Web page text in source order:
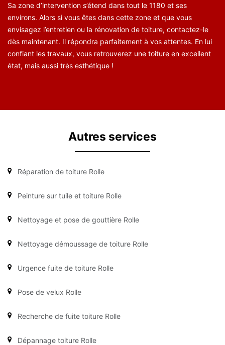
Sa zone d’intervention s’étend dans tout le 1180 et ses
environs. Alors si vous êtes dans cette zone et que vous
envisagez l’entretien ou la rénovation de toiture, contactez-le
dès maintenant. Il répondra parfaitement à vos attentes. En lui
confiant les travaux, vous retrouverez une toiture en excellent
état, mais aussi très esthétique !
Autres services
Réparation de toiture Rolle
Peinture sur tuile et toiture Rolle
Nettoyage et pose de gouttière Rolle
Nettoyage démoussage de toiture Rolle
Urgence fuite de toiture Rolle
Pose de velux Rolle
Recherche de fuite toiture Rolle
Dépannage toiture Rolle